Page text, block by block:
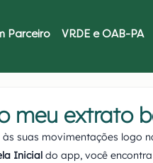
Parceiro VRDE e OAB-PA
meu extrato
suas movimentações logo
Inicial do app, você